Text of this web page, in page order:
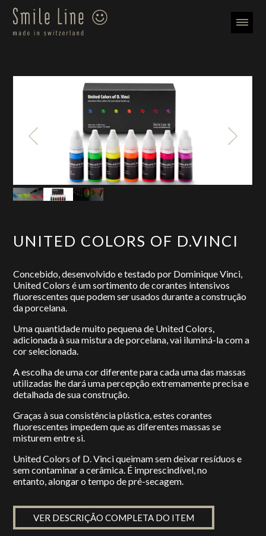
UNITED COLORS OF D.VINCI
Concebido, desenvolvido e testado por Dominique Vinci,
United Colors é um sortimento de corantes intensivos
fluorescentes que podem ser usados durante a construção
da porcelana.
Uma quantidade muito pequena de United Colors,
adicionada à sua mistura de porcelana, vai iluminá-la com a
cor selecionada.
A escolha de uma cor diferente para cada uma das massas
utilizadas lhe dará uma percepção extremamente precisa e
detalhada de sua construção.
Graças à sua consistência plástica, estes corantes
fluorescentes impedem que as diferentes massas se
misturem entre si.
United Colors of D. Vinci queimam sem deixar resíduos e
sem contaminar a cerâmica. É imprescindível, no
entanto, alongar o tempo de pré-secagem.
VER DESCRIÇÃO COMPLETA DO ITEM